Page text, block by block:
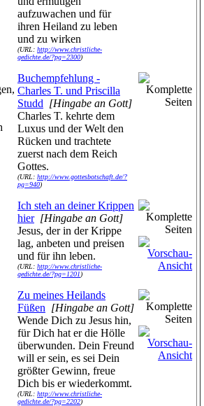
aufzuwachen und für
ihren Heiland zu leben
und zu wirken
(URL: http://www.christliche-
gedichte.de/?pg=2300)
Buchempfehlung -
Charles T. und Priscilla
Studd [Hingabe an Gott]
Charles T. kehrte dem
Luxus und der Welt den
Rücken und trachtete
zuerst nach dem Reich
Gottes.
(URL: http://www.gottesbotschaft.de/?
pg=940)
Ich steh an deiner Krippen
hier [Hingabe an Gott]
Jesus, der in der Krippe
lag, anbeten und preisen
und für ihn leben.
(URL: http://www.christliche-
gedichte.de/?pg=1201)
Zu meines Heilands
Füßen [Hingabe an Gott]
Wende Dich zu Jesus hin,
für Dich hat er die Hölle
überwunden. Dein Freund
will er sein, es sei Dein
größter Gewinn, freue
Dich bis er wiederkommt.
(URL: http://www.christliche-
gedichte.de/?pg=2202)